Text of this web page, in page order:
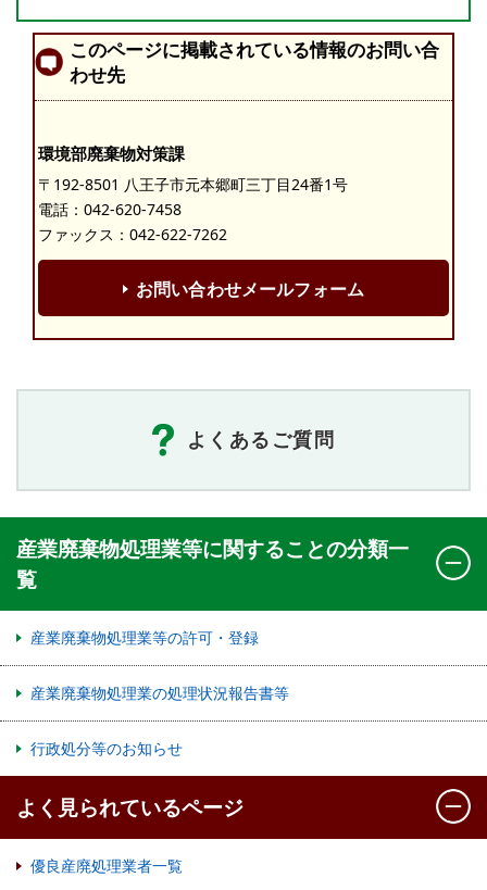
このページに掲載されている情報のお問い合
わせ先
環境部廃棄物対策課
〒192-8501 八王子市元本郷町三丁目24番1号
電話： 042-620-7458
ファックス：042-622-7262
お問い合わせメールフォーム
よくあるご質問
産業廃棄物処理業等に関することの分類一
覧
産業廃棄物処理業等の許可・登録
産業廃棄物処理業の処理状況報告書等
行政処分等のお知らせ
よく見られているページ
優良産廃処理業者一覧